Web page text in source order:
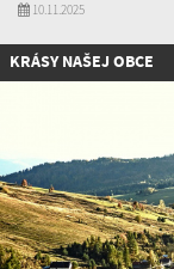
10.11.2025
KRÁSY NAŠEJ OBCE